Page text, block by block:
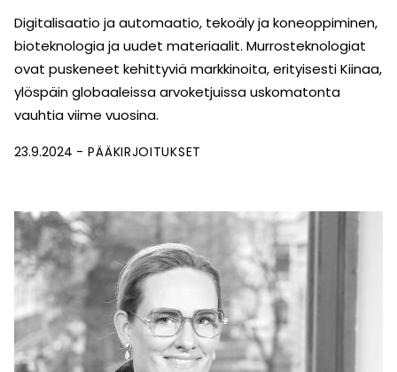
Digitalisaatio ja automaatio, tekoäly ja koneoppiminen,
bioteknologia ja uudet materiaalit. Murrosteknologiat
ovat puskeneet kehittyviä markkinoita, erityisesti Kiinaa,
ylöspäin globaaleissa arvoketjuissa uskomatonta
vauhtia viime vuosina.
23.9.2024 PÄÄKIRJOITUKSET